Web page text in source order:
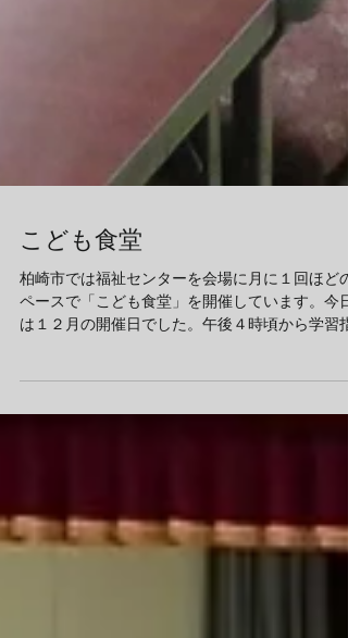
こども食堂
柏崎市では福祉センターを会場に月に１回ほどの
限りこども食堂を行っているときには会場に顔を
出し、一緒に食事を摂ったり、様子を見せてもら
っています...